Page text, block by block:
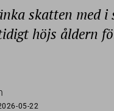
skatten med
höjs åldern
05-22